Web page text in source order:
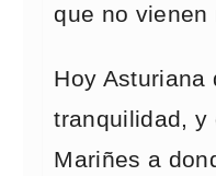
que no vienen
Hoy Asturiana
tranquilidad, y
Mariñes a